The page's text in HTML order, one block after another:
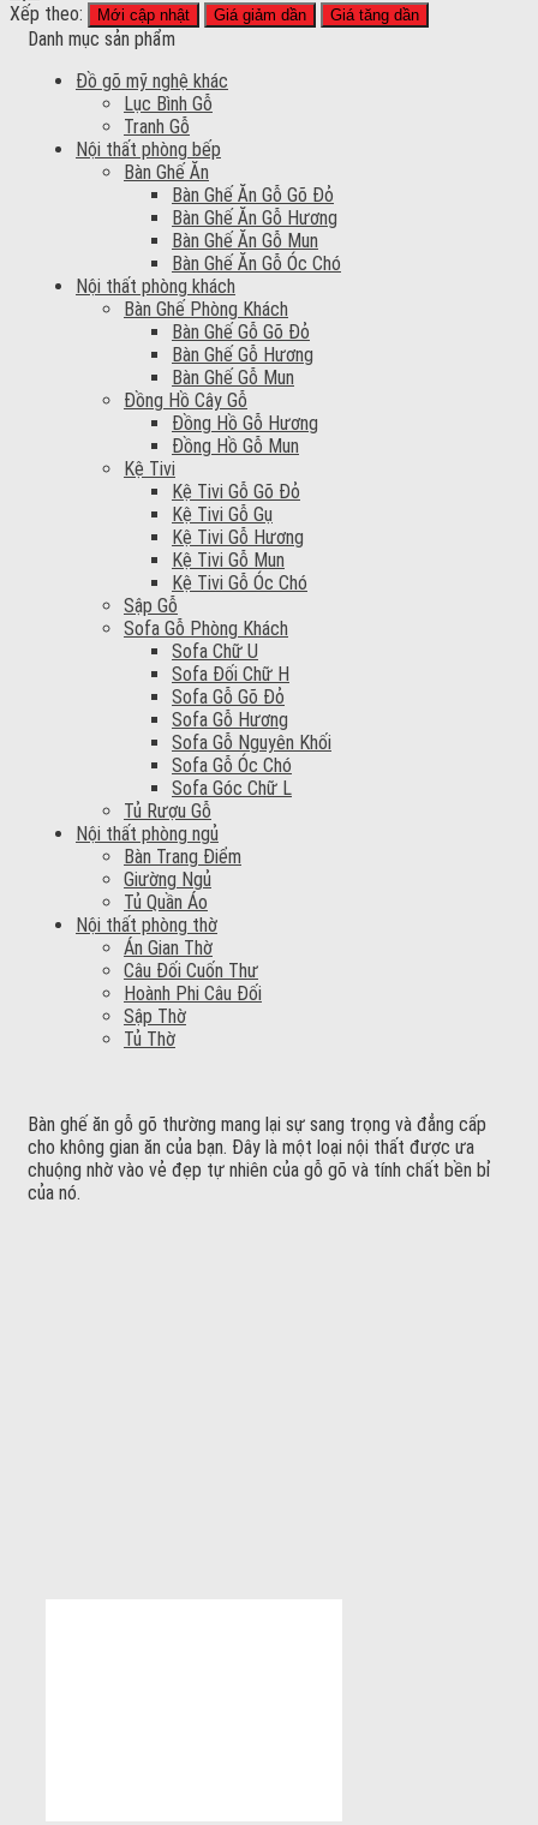
Xếp theo:
Mới cập nhật Giá giảm dần Giá tăng dần
Danh mục sản phẩm
Đồ gõ mỹ nghệ khác
Lục Bình Gỗ
Tranh Gỗ
Nội thất phòng bếp
Bàn Ghế Ăn
Bàn Ghế Ăn Gỗ Gõ Đỏ
Bàn Ghế Ăn Gỗ Hương
Bàn Ghế Ăn Gỗ Mun
Bàn Ghế Ăn Gỗ Óc Chó
Nội thất phòng khách
Bàn Ghế Phòng Khách
Bàn Ghế Gỗ Gõ Đỏ
Bàn Ghế Gỗ Hương
Bàn Ghế Gỗ Mun
Đồng Hồ Cây Gỗ
Đồng Hồ Gỗ Hương
Đồng Hồ Gỗ Mun
Kệ Tivi
Kệ Tivi Gỗ Gõ Đỏ
Kệ Tivi Gỗ Gụ
Kệ Tivi Gỗ Hương
Kệ Tivi Gỗ Mun
Kệ Tivi Gỗ Óc Chó
Sập Gỗ
Sofa Gỗ Phòng Khách
Sofa Chữ U
Sofa Đối Chữ H
Sofa Gỗ Gõ Đỏ
Sofa Gỗ Hương
Sofa Gỗ Nguyên Khối
Sofa Gỗ Óc Chó
Sofa Góc Chữ L
Tủ Rượu Gỗ
Nội thất phòng ngủ
Bàn Trang Điểm
Giường Ngủ
Tủ Quần Áo
Nội thất phòng thờ
Án Gian Thờ
Câu Đối Cuốn Thư
Hoành Phi Câu Đối
Sập Thờ
Tủ Thờ
Bàn ghế ăn gỗ gõ thường mang lại sự sang trọng và đẳng cấp
cho không gian ăn của bạn. Đây là một loại nội thất được ưa
chuộng nhờ vào vẻ đẹp tự nhiên của gỗ gõ và tính chất bền bỉ
của nó.